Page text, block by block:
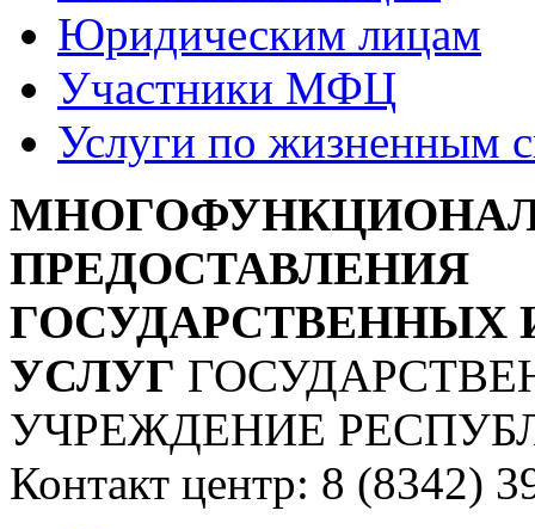
Юридическим лицам
Участники МФЦ
Услуги по жизненным
ПРЕДОСТАВЛЕНИЯ
УСЛУГ
УЧРЕЖДЕНИЕ
Контакт центр: 8 (8342)